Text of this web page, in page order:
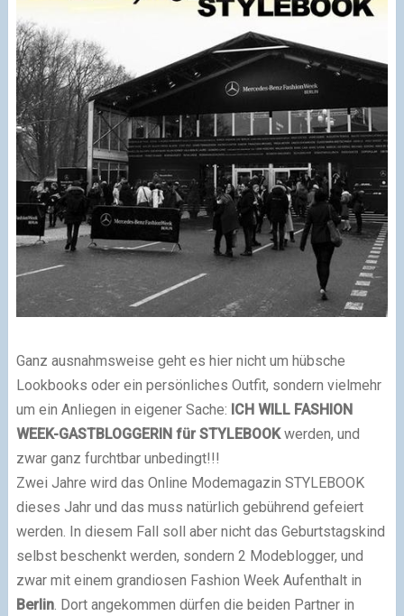
Ganz ausnahmsweise geht es hier nicht um hübsche
Lookbooks oder ein persönliches Outfit, sondern vielmehr
um ein Anliegen in eigener Sache: ICH WILL FASHION
WEEK-GASTBLOGGERIN für STYLEBOOKwerden, und
zwar ganz furchtbar unbedingt!!!
Zwei Jahre wird das Online Modemagazin STYLEBOOK
dieses Jahr und das muss natürlich gebührend gefeiert
werden. In diesem Fall soll aber nicht das Geburtstagskind
selbst beschenkt werden, sondern 2 Modeblogger, und
zwar mit einem grandiosen Fashion Week Aufenthalt in
Berlin. Dort angekommen dürfen die beiden Partner in